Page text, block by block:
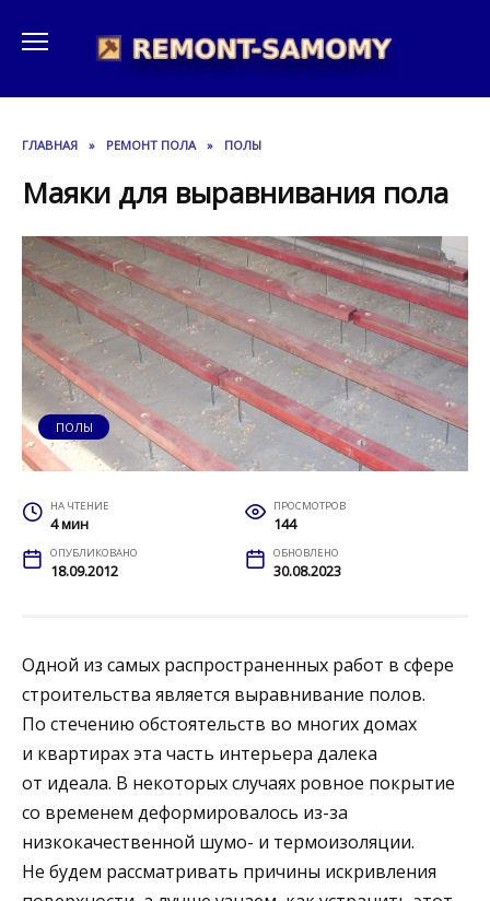
содержанию
ГЛАВНАЯ » РЕМОНТ ПОЛА » ПОЛЫ
Маяки для выравнивания пола
ПОЛЫ
НА ЧТЕНИЕ
4 мин
ПРОСМОТРОВ
144
ОПУБЛИКОВАНО
18.09.2012
ОБНОВЛЕНО
30.08.2023
Одной из самых распространенных работ в сфере
строительства является выравнивание полов.
По стечению обстоятельств во многих домах
и квартирах эта часть интерьера далека
от идеала. В некоторых случаях ровное покрытие
со временем деформировалось из-за
низкокачественной шумо- и термоизоляции.
Не будем рассматривать причины искривления